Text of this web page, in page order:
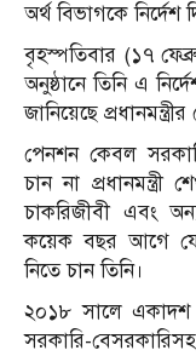
অর্থ বিভাগকে নির্দেশ
বৃহস্পতিবার (১৭
অনুষ্ঠানে তিনি এ
জানিয়েছে
পেনশন কেবল
চান না
চাকরিজীবী এবং
কয়েক বছর আগে যে
নিতে চান তিনি।
২০১৮ সালে একাদশ
সরকারি-